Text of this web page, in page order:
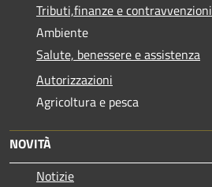
Tributi,finanze e contravvenzioni
Ambiente
Salute, benessere e assistenza
Autorizzazioni
Agricoltura e pesca
NOVITÀ
Notizie